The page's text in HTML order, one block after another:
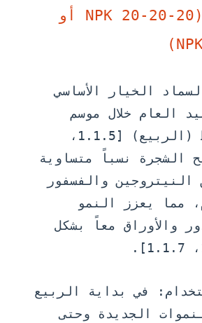
المتوازن (NPK 20-20-20 أو
الخيار الأساسي
العام خلال موسم
النمو النشط (الربيع) [1.1.5،
الشجرة نسباً متساوية
والفسفور
مما يعزز النمو
والأوراق معاً بشكل
في بداية الربيع
الجديدة وحتى